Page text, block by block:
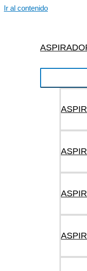
Ir al contenido